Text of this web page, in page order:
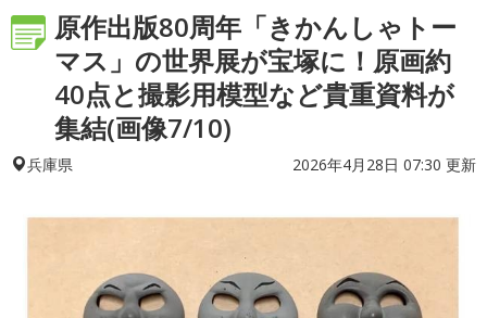
原作出版80周年「きかんしゃトー
マス」の世界展が宝塚に！原画約
40点と撮影用模型など貴重資料が
集結(画像7/10)
兵庫県 2026年4月28日 07:30 更新